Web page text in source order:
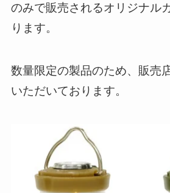
のみで販売されるオリジナル
ります。
数量限定の製品のため、販売
いただいております。